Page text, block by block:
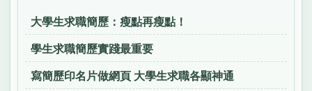
大學生求職簡歷：瘦點再瘦點！
學生求職簡歷實踐最重要
寫簡歷印名片做網頁 大學生求職各顯神通